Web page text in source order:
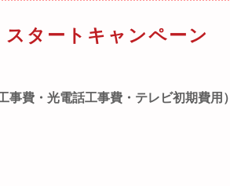
タートキャンペーン
事費・光電話工事費・テレビ初期費用